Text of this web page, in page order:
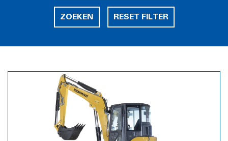
ZOEKEN RESET FILTER